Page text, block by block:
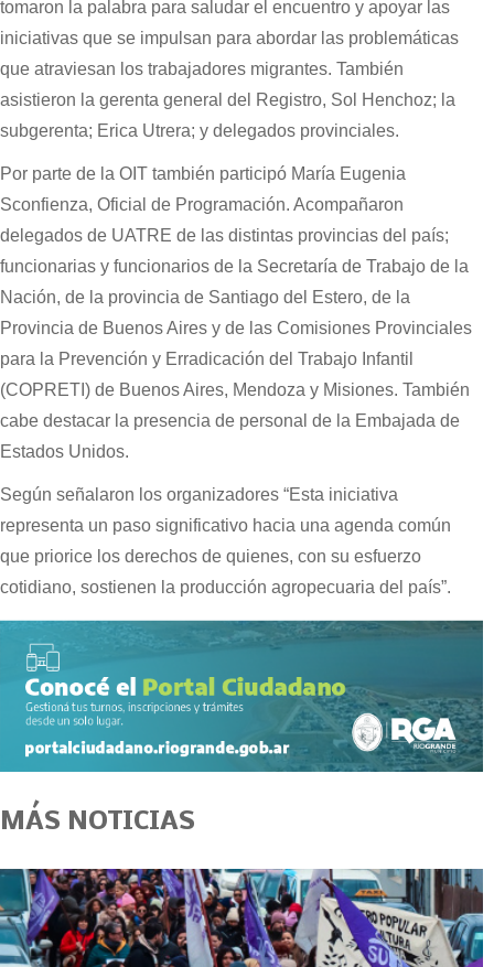
tomaron la palabra para saludar el encuentro y apoyar las
iniciativas que se impulsan para abordar las problemáticas
que atraviesan los trabajadores migrantes. También
asistieron la gerenta general del Registro, Sol Henchoz; la
subgerenta; Erica Utrera; y delegados provinciales.
Por parte de la OIT también participó María Eugenia
Sconfienza, Oficial de Programación. Acompañaron
delegados de UATRE de las distintas provincias del país;
funcionarias y funcionarios de la Secretaría de Trabajo de la
Nación, de la provincia de Santiago del Estero, de la
Provincia de Buenos Aires y de las Comisiones Provinciales
para la Prevención y Erradicación del Trabajo Infantil
(COPRETI) de Buenos Aires, Mendoza y Misiones. También
cabe destacar la presencia de personal de la Embajada de
Estados Unidos.
Según señalaron los organizadores “Esta iniciativa
representa un paso significativo hacia una agenda común
que priorice los derechos de quienes, con su esfuerzo
cotidiano, sostienen la producción agropecuaria del país”.
MÁS NOTICIAS